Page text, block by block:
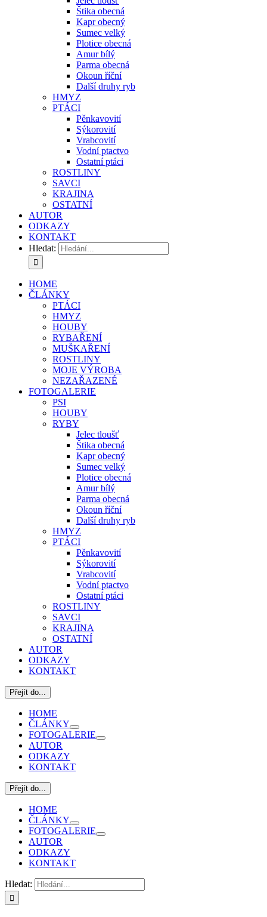
Štika obecná
Kapr obecný
Sumec velký
Plotice obecná
Amur bílý
Parma obecná
Okoun říční
Další druhy ryb
HMYZ
PTÁCI
Pěnkavovití
Sýkorovití
Vrabcovití
Vodní ptactvo
Ostatní ptáci
ROSTLINY
SAVCI
KRAJINA
OSTATNÍ
AUTOR
ODKAZY
KONTAKT
Hledat:
HOME
ČLÁNKY
PTÁCI
HMYZ
HOUBY
RYBAŘENÍ
MUŠKAŘENÍ
ROSTLINY
MOJE VÝROBA
NEZAŘAZENÉ
FOTOGALERIE
PSI
HOUBY
RYBY
Jelec tloušť
Štika obecná
Kapr obecný
Sumec velký
Plotice obecná
Amur bílý
Parma obecná
Okoun říční
Další druhy ryb
HMYZ
PTÁCI
Pěnkavovití
Sýkorovití
Vrabcovití
Vodní ptactvo
Ostatní ptáci
ROSTLINY
SAVCI
KRAJINA
OSTATNÍ
AUTOR
ODKAZY
KONTAKT
Přejít do...
HOME
ČLÁNKY
FOTOGALERIE
AUTOR
ODKAZY
KONTAKT
Přejít do...
HOME
ČLÁNKY
FOTOGALERIE
AUTOR
ODKAZY
KONTAKT
Hledat: